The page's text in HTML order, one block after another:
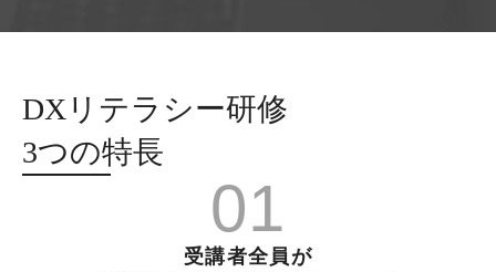
DXリテラシー研修
3つの特長
受講者全員が
01